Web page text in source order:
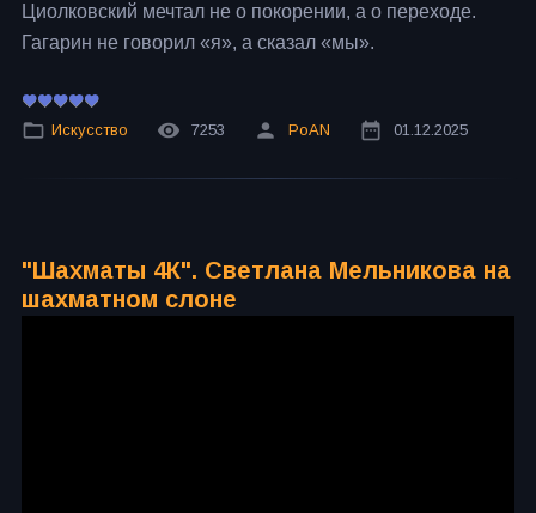
Циолковский мечтал не о покорении, а о переходе.
Гагарин не говорил «я», а сказал «мы».
Искусство 7253 PoAN 01.12.2025
"Шахматы 4К". Светлана Мельникова на
шахматном слоне